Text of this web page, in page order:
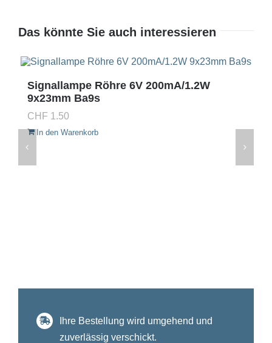
Das könnte Sie auch interessieren
Signallampe Röhre 6V 200mA/1.2W
9x23mm Ba9s
CHF 1.50
In den Warenkorb
Ihre Bestellung wird umgehend und
zuverlässig verschickt.